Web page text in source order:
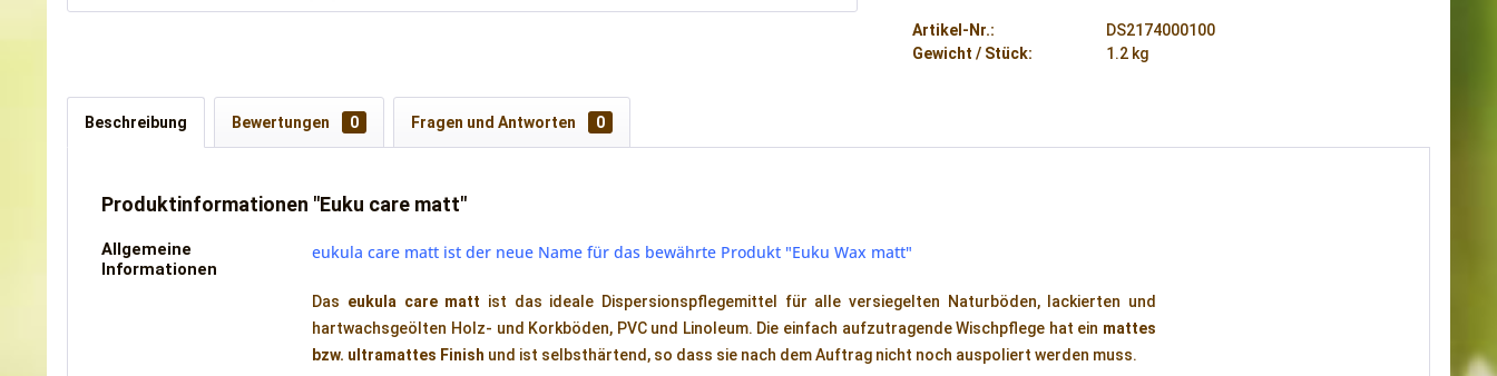
Artikel-Nr.:
DS2174000100
Gewicht / Stück:
1.2 kg
Beschreibung Bewertungen 0 Fragen und Antworten 0
Produktinformationen "Euku care matt"
Allgemeine
Informationen
eukula care matt ist der neue Name für das bewährte Produkt "Euku Wax matt"
Das eukula care matt ist das ideale Dispersionspflegemittel für alle versiegelten Naturböden, lackierten und
hartwachsgeölten Holz- und Korkböden, PVC und Linoleum. Die einfach aufzutragende Wischpflege hat ein mattes
bzw. ultramattes Finish und ist selbsthärtend, so dass sie nach dem Auftrag nicht noch auspoliert werden muss.